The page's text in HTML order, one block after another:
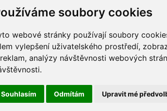
soubory cookies
webové stránky používají soubory
vylepšení uživatelského prostředí,
analýzy návštěvnosti webových
Souhlasím Odmítám Upravit mé
Partners Financial Services, a.s.
Prague Gate, 4. patro,
Türkova 2319/5b, 149 00
Praha 4 – Chodov
IČ: 276 99 781